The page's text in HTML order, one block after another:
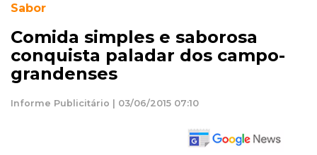
Sabor
Comida simples e saborosa
conquista paladar dos campo-
grandenses
Informe Publicitário | 03/06/2015 07:10